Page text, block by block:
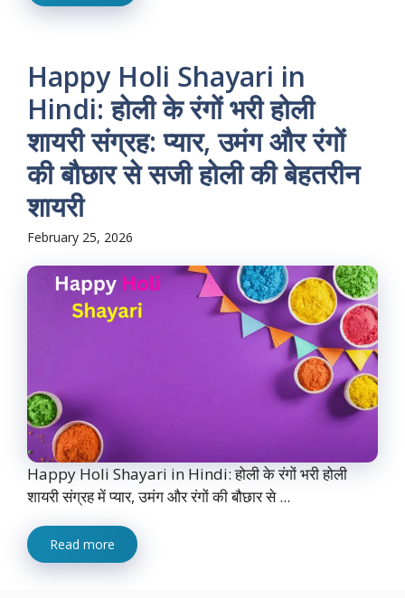
Happy Holi Shayari in
Hindi: होली के रंगों भरी होली
शायरी संग्रह: प्यार, उमंग और रंगों
की बौछार से सजी होली की बेहतरीन
शायरी
February 25, 2026
Happy Holi Shayari in Hindi: होली के रंगों भरी होली
शायरी संग्रह में प्यार, उमंग और रंगों की बौछार से ...
Read more